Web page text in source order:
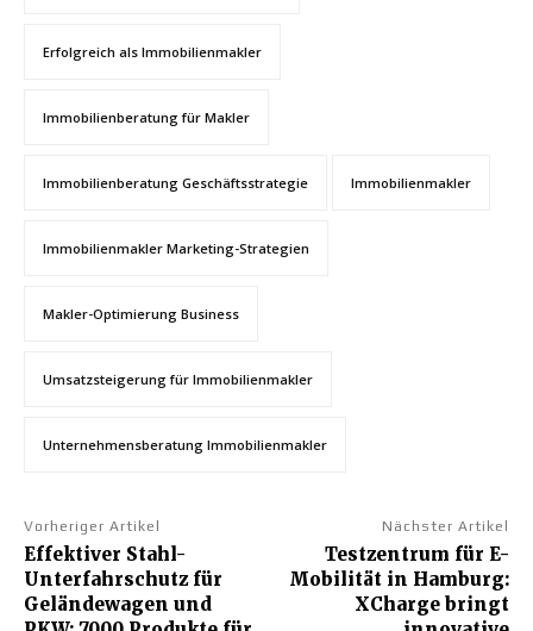
Erfolgreich als Immobilienmakler
Immobilienberatung für Makler
Immobilienberatung Geschäftsstrategie Immobilienmakler
Immobilienmakler Marketing-Strategien
Makler-Optimierung Business
Umsatzsteigerung für Immobilienmakler
Unternehmensberatung Immobilienmakler
Vorheriger Artikel
Effektiver Stahl-
Unterfahrschutz für
Geländewagen und
Nächster Artikel
Testzentrum für E-
Mobilität in Hamburg:
XCharge bringt